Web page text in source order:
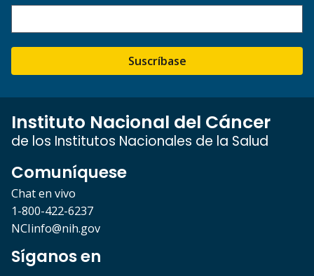
Suscríbase
Instituto Nacional del Cáncer
de los Institutos Nacionales de la Salud
Comuníquese
Chat en vivo
1-800-422-6237
NCIinfo@nih.gov
Síganos en